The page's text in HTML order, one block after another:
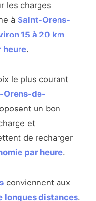
les charges
à Saint-Orens-
15 à 20 km
heure.
le plus courant
Orens-de-
un bon
et
de recharger
par heure.
conviennent aux
longues distances.